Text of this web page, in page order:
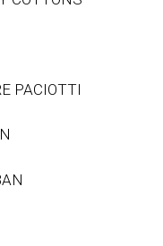
PACIOTTI